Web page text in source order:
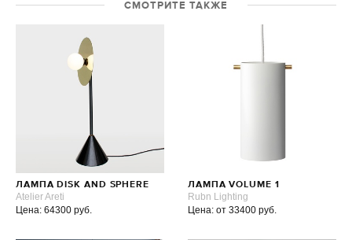
СМОТРИТЕ ТАКЖЕ
ЛАМПА DISK AND SPHERE
Atelier Areti
Цена: 64300 руб.
ЛАМПА VOLUME 1
Rubn Lighting
Цена: от 33400 руб.